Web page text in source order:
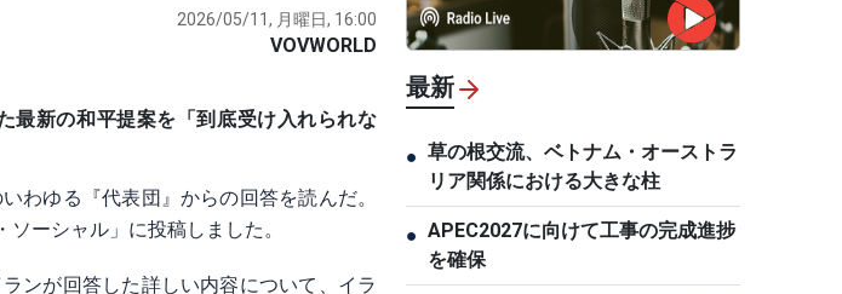
2026/05/11, 月曜日, 16:00
VOVWORLD
最新の和平提案を「到底受け入れられな
わゆる『代表団』からの回答を読んだ。
ーシャル」に投稿しました。
ンが回答した詳しい内容について、イラ
最新
● 草の根交流、ベトナム・オーストラ
リア関係における大きな柱
● APEC2027に向けて工事の完成進捗
を確保